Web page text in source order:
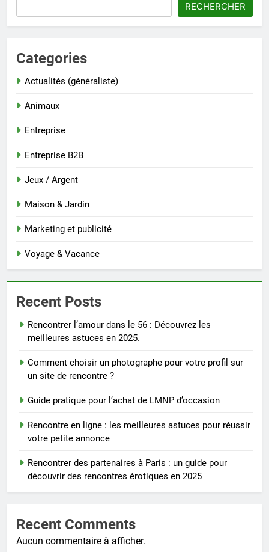
RECHERCHER
Categories
Actualités (généraliste)
Animaux
Entreprise
Entreprise B2B
Jeux / Argent
Maison & Jardin
Marketing et publicité
Voyage & Vacance
Recent Posts
Rencontrer l’amour dans le 56 : Découvrez les
meilleures astuces en 2025.
Comment choisir un photographe pour votre profil sur
un site de rencontre ?
Guide pratique pour l’achat de LMNP d’occasion
Rencontre en ligne : les meilleures astuces pour réussir
votre petite annonce
Rencontrer des partenaires à Paris : un guide pour
découvrir des rencontres érotiques en 2025
Recent Comments
Aucun commentaire à afficher.